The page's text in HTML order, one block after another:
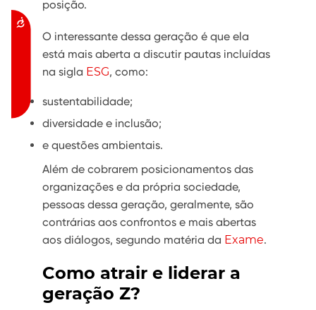
Acessibilidade
posição.
O interessante dessa geração é que ela
está mais aberta a discutir pautas incluídas
na sigla ESG, como:
sustentabilidade;
diversidade e inclusão;
e questões ambientais.
Além de cobrarem posicionamentos das
organizações e da própria sociedade,
pessoas dessa geração, geralmente, são
contrárias aos confrontos e mais abertas
aos diálogos, segundo matéria da Exame.
Como atrair e liderar a
geração Z?